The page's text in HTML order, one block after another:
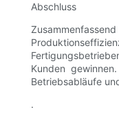
Abschluss
Kunden
Betriebsabläufe
.